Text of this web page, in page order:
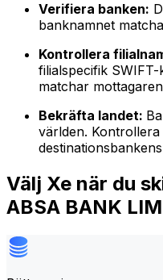
Verifiera banken:
banknamnet
Kontrollera
filialspecifik
matchar
Bekräfta landet:
världen.
Välj Xe när du
ABSA BANK